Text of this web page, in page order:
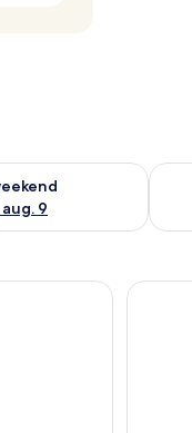
9
denne weekendTjek